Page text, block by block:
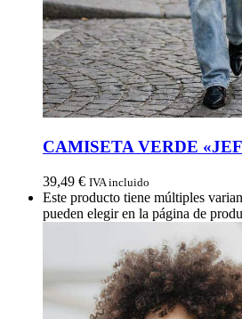
CAMISETA VERDE
39,49 € IVA incluido
Este producto tiene múltiples
pueden elegir en la página de